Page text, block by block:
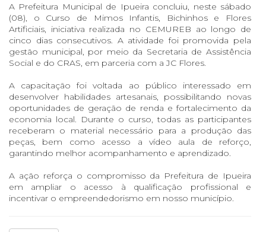
A Prefeitura Municipal de Ipueira concluiu, neste sábado
(08), o Curso de Mimos Infantis, Bichinhos e Flores
Artificiais, iniciativa realizada no CEMUREB ao longo de
cinco dias consecutivos. A atividade foi promovida pela
gestão municipal, por meio da Secretaria de Assistência
Social e do CRAS, em parceria com a JC Flores.
A capacitação foi voltada ao público interessado em
desenvolver habilidades artesanais, possibilitando novas
oportunidades de geração de renda e fortalecimento da
economia local. Durante o curso, todas as participantes
receberam o material necessário para a produção das
peças, bem como acesso a vídeo aula de reforço,
garantindo melhor acompanhamento e aprendizado.
A ação reforça o compromisso da Prefeitura de Ipueira
em ampliar o acesso à qualificação profissional e
incentivar o empreendedorismo em nosso município.